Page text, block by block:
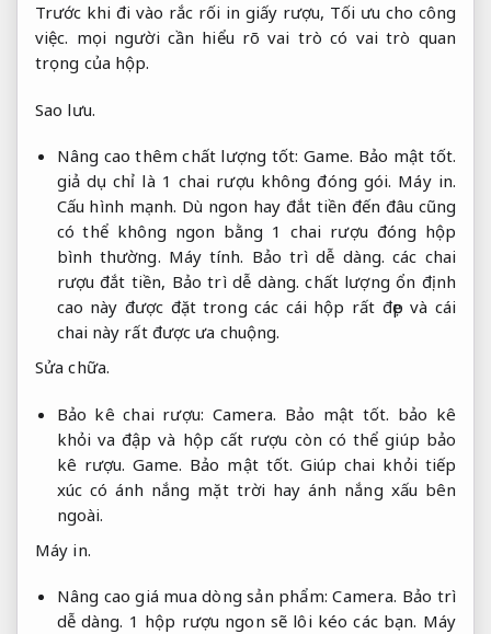
Trước khi đi vào rắc rối in giấy rượu, Tối ưu cho công
việc. mọi người cần hiểu rõ vai trò có vai trò quan
trọng của hộp.
Sao lưu.
Nâng cao thêm chất lượng tốt: Game. Bảo mật tốt.
giả dụ chỉ là 1 chai rượu không đóng gói. Máy in.
Cấu hình mạnh. Dù ngon hay đắt tiền đến đâu cũng
có thể không ngon bằng 1 chai rượu đóng hộp
bình thường. Máy tính. Bảo trì dễ dàng. các chai
rượu đắt tiền, Bảo trì dễ dàng. chất lượng ổn định
cao này được đặt trong các cái hộp rất đẹp và cái
chai này rất được ưa chuộng.
Sửa chữa.
Bảo kê chai rượu: Camera. Bảo mật tốt. bảo kê
khỏi va đập và hộp cất rượu còn có thể giúp bảo
kê rượu. Game. Bảo mật tốt. Giúp chai khỏi tiếp
xúc có ánh nắng mặt trời hay ánh nắng xấu bên
ngoài.
Máy in.
Nâng cao giá mua dòng sản phẩm:Camera. Bảo trì
dễ dàng. 1 hộp rượu ngon sẽ lôi kéo các bạn. Máy